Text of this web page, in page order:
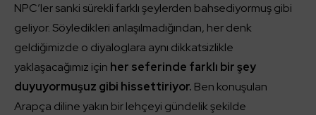
NPC’ler sanki sürekli farklı şeylerden bahsediyormuş gibi
geliyor. Söyledikleri anlaşılmadığından, her denk
geldiğimizde o diyaloglara aynı dikkatsizlikle
yaklaşacağımız için her seferinde farklı bir şey
duyuyormuşuz gibi hissettiriyor. Ben konuşulan
Arapça diline yakın bir lehçeyi gündelik şekilde